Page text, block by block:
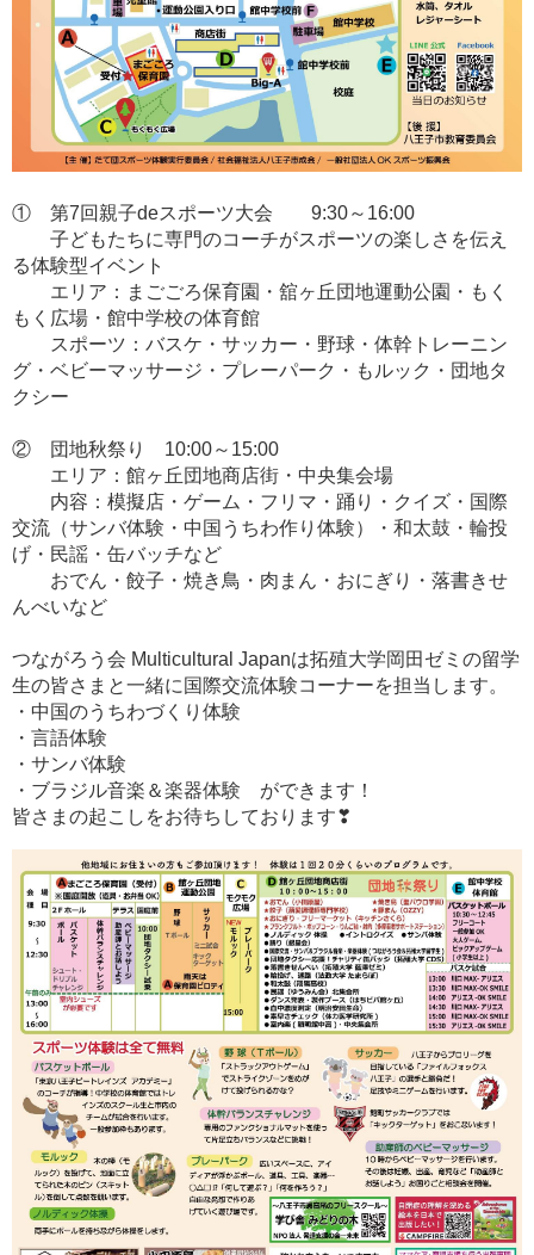
① 第7回親子deスポーツ大会 9:30～16:00
子どもたちに専門のコーチがスポーツの楽しさを伝え
る体験型イベント
エリア：まごごろ保育園・舘ヶ丘団地運動公園・もく
もく広場・館中学校の体育館
スポーツ：バスケ・サッカー・野球・体幹トレーニン
グ・ベビーマッサージ・プレーパーク・もルック・団地タ
クシー
② 団地秋祭り 10:00～15:00
エリア：館ヶ丘団地商店街・中央集会場
内容：模擬店・ゲーム・フリマ・踊り・クイズ・国際
交流（サンバ体験・中国うちわ作り体験）・和太鼓・輪投
げ・民謡・缶バッチなど
おでん・餃子・焼き鳥・肉まん・おにぎり・落書きせ
んべいなど
つながろう会 Multicultural Japanは拓殖大学岡田ゼミの留学
生の皆さまと一緒に国際交流体験コーナーを担当します。
・中国のうちわづくり体験
・言語体験
・サンバ体験
・ブラジル音楽＆楽器体験 ができます！
皆さまの起こしをお待ちしております❣